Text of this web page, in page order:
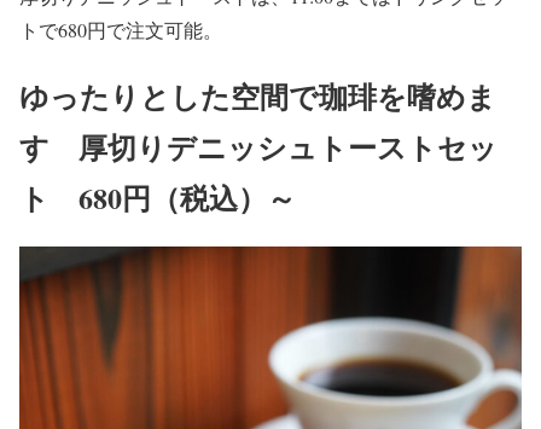
トで680円で注文可能。
ゆったりとした空間で珈琲を嗜めま
す 厚切りデニッシュトーストセッ
ト 680円（税込）～